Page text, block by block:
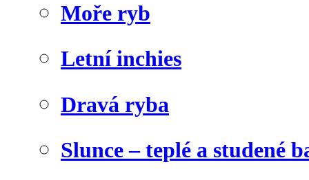
Moře ryb
Letní inchies
Dravá ryba
Slunce – teplé a studené